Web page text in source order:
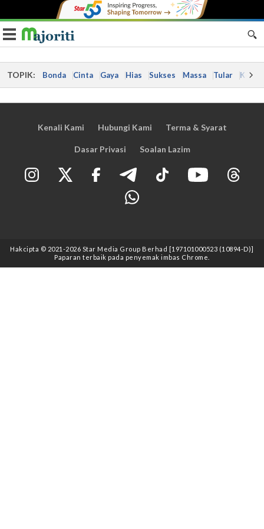
Toggle navigation
TOPIK: Bonda Cinta Gaya Hias Sukses Massa Tular Kes
Kenali Kami Hubungi Kami Terma & Syarat
Dasar Privasi Soalan Lazim
Hakcipta © 2021 -2026 Star Media Group Berhad [197101000523 (10894-D)]
Paparan terbaik pada penyemak imbas Chrome.